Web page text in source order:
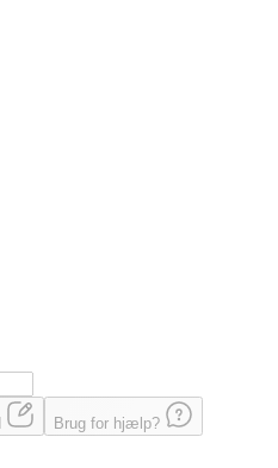
Brug for hjælp?